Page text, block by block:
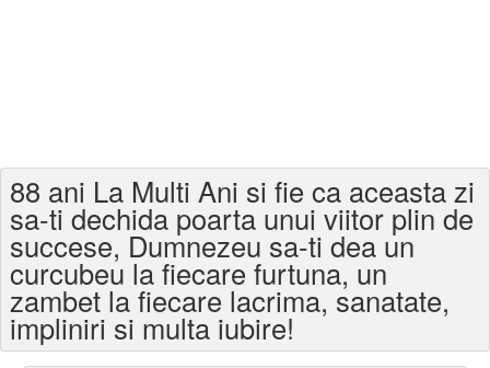
Felicitari varsta
Felicitari zilele anului
Felicitari zile saptamana
Felicitari muzicale
88 ani La Multi Ani si fie ca aceasta zi
sa-ti dechida poarta unui viitor plin de
succese, Dumnezeu sa-ti dea un
curcubeu la fiecare furtuna, un
zambet la fiecare lacrima, sanatate,
impliniri si multa iubire!